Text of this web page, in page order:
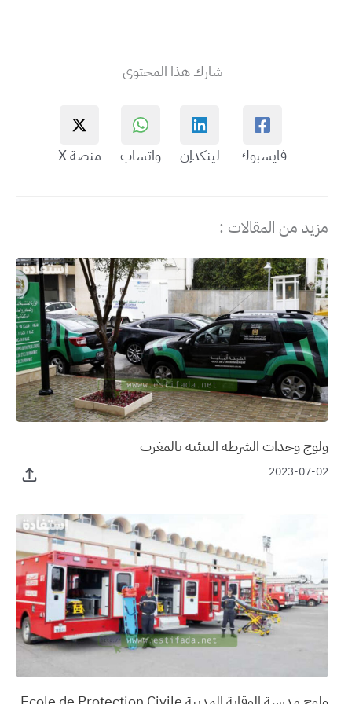
شارك هذا المحتوى
فايسبوك لينكدإن واتساب منصة X
مزيد من المقالات :
ولوج وحدات الشرطة البيئية بالمغرب
2023-07-02